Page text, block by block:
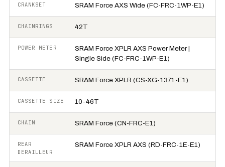
CRANKSET SRAM Force AXS Wide (FC-FRC-1WP-E1)
CHAINRINGS 42T
POWER METER
SRAM Force XPLR AXS Power Meter |
Single Side (FC-FRC-1WP-E1)
CASSETTE SRAM Force XPLR (CS-XG-1371-E1)
CASSETTE SIZE 10-46T
CHAIN SRAM Force (CN-FRC-E1)
REAR
DERAILLEUR
SRAM Force XPLR AXS (RD-FRC-1E-E1)